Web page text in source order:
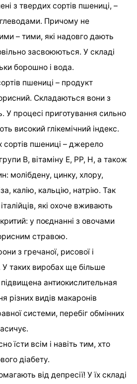
з твердих сортів пшениці, –
Причому не
– тими, які надовго дають
засвоюються. У складі
борошно і вода.
пшениці – продукт
Складаються вони з
У процесі приготування сильно
високий глікемічний індекс.
пшениці – джерело
групи В, вітаміну Е, РР, Н, а також
молібдену, цинку, хлору,
калію, кальцію, натрію. Так
які охоче вживають
у поєднанні з овочами
стравою.
з гречаної, рисової і
таких виробах ще більше
антиокислительная
різних видів макаронів
системи, перебіг обмінних
їсти всім і навіть тим, хто
діабету.
від депресії! У їх складі